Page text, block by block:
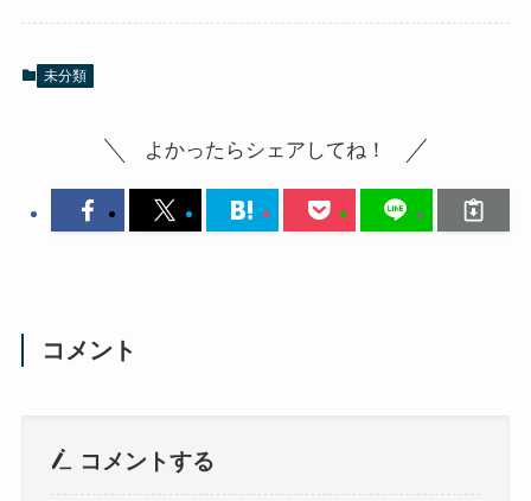
未分類
よかったらシェアしてね！
コメント
コメントする